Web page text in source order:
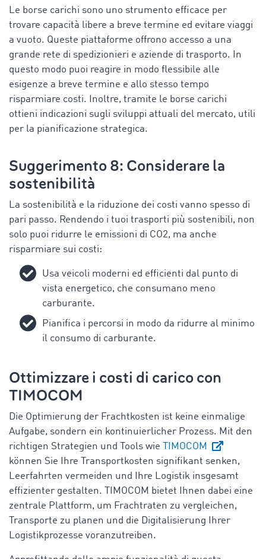
Le borse carichi sono uno strumento efficace per
trovare capacità libere a breve termine ed evitare viaggi
a vuoto. Queste piattaforme offrono accesso a una
grande rete di spedizionieri e aziende di trasporto. In
questo modo puoi reagire in modo flessibile alle
esigenze a breve termine e allo stesso tempo
risparmiare costi. Inoltre, tramite le borse carichi
ottieni indicazioni sugli sviluppi attuali del mercato, utili
per la pianificazione strategica.
Suggerimento 8: Considerare la
sostenibilità
La sostenibilità e la riduzione dei costi vanno spesso di
pari passo. Rendendo i tuoi trasporti più sostenibili, non
solo puoi ridurre le emissioni di CO2, ma anche
risparmiare sui costi:
Usa veicoli moderni ed efficienti dal punto di
vista energetico, che consumano meno
carburante.
Pianifica i percorsi in modo da ridurre al minimo
il consumo di carburante.
Ottimizzare i costi di carico con
TIMOCOM
Die Optimierung der Frachtkosten ist keine einmalige
Aufgabe, sondern ein kontinuierlicher Prozess. Mit den
richtigen Strategien und Tools wie TIMOCOM
können Sie Ihre Transportkosten signifikant senken,
Leerfahrten vermeiden und Ihre Logistik insgesamt
effizienter gestalten. TIMOCOM bietet Ihnen dabei eine
zentrale Plattform, um Frachtraten zu vergleichen,
Transporte zu planen und die Digitalisierung Ihrer
Logistikprozesse voranzutreiben.